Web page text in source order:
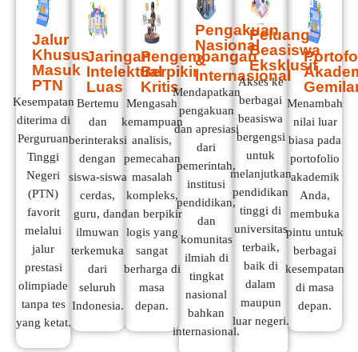
Jalur
Khusus
Masuk
PTN
Kesempatan
diterima di
Perguruan
Tinggi
Negeri
(PTN)
favorit
melalui
jalur
prestasi
olimpiade
tanpa tes
yang ketat.
Jaringan
Intelektual
Luas
Bertemu
dan
berinteraksi
dengan
siswa-siswa
cerdas,
guru, dan
ilmuwan
terkemuka
dari
seluruh
Indonesia.
Pengembangan
Berpikir
Kritis
Mengasah
kemampuan
analisis,
pemecahan
masalah
kompleks,
dan berpikir
logis yang
sangat
berharga di
masa
depan.
Pengakuan
Nasional
&
Internasional
Mendapatkan
pengakuan
dan apresiasi
dari
pemerintah,
institusi
pendidikan,
dan
komunitas
ilmiah di
tingkat
nasional
bahkan
internasional.
Peluang
Beasiswa
Eksklusif
Akses ke
berbagai
beasiswa
bergengsi
untuk
melanjutkan
pendidikan
tinggi di
universitas
terbaik,
baik di
dalam
maupun
luar negeri.
Menambah
nilai luar
biasa pada
portofolio
akademik
Anda,
membuka
pintu untuk
berbagai
kesempatan
di masa
depan.